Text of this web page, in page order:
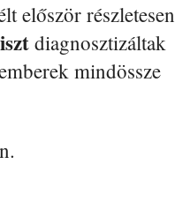
először részletesen
diagnosztizáltak
mindössze